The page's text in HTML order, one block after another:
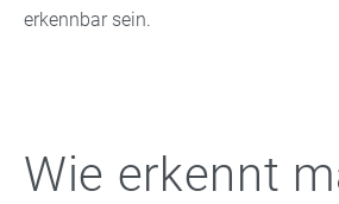
erkennbar sein.
Wie erkennt